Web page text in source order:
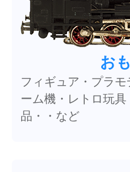
お
フィギュア・プラ
ーム機・レトロ玩
品・・など